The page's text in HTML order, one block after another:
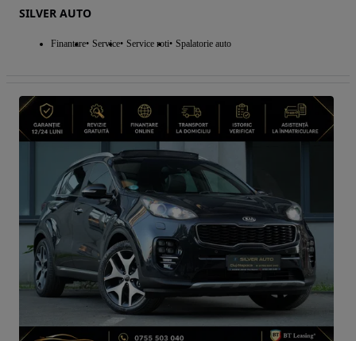
SILVER AUTO
Finantare Service Service roti Spalatorie auto